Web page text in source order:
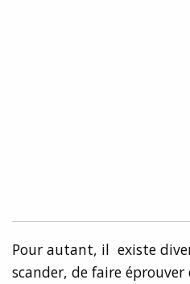
Pour autant, il existe
scander, de faire éprouver